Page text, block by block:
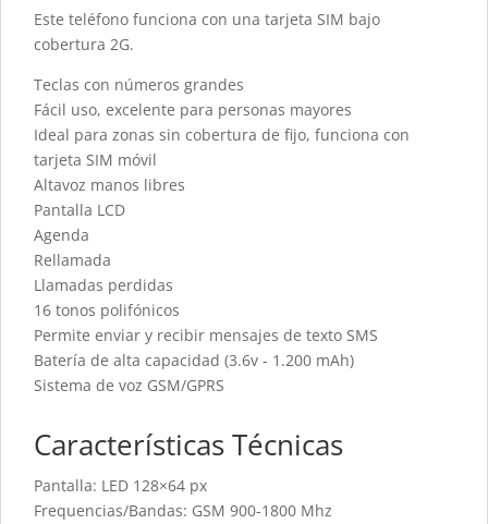
Este teléfono funciona con una tarjeta SIM bajo
cobertura 2G.
Teclas con números grandes
Fácil uso, excelente para personas mayores
Ideal para zonas sin cobertura de fijo, funciona con
tarjeta SIM móvil
Altavoz manos libres
Pantalla LCD
Agenda
Rellamada
Llamadas perdidas
16 tonos polifónicos
Permite enviar y recibir mensajes de texto SMS
Batería de alta capacidad (3.6v - 1.200 mAh)
Sistema de voz GSM/GPRS
Características Técnicas
Pantalla: LED 128×64 px
Frequencias/Bandas: GSM 900-1800 Mhz